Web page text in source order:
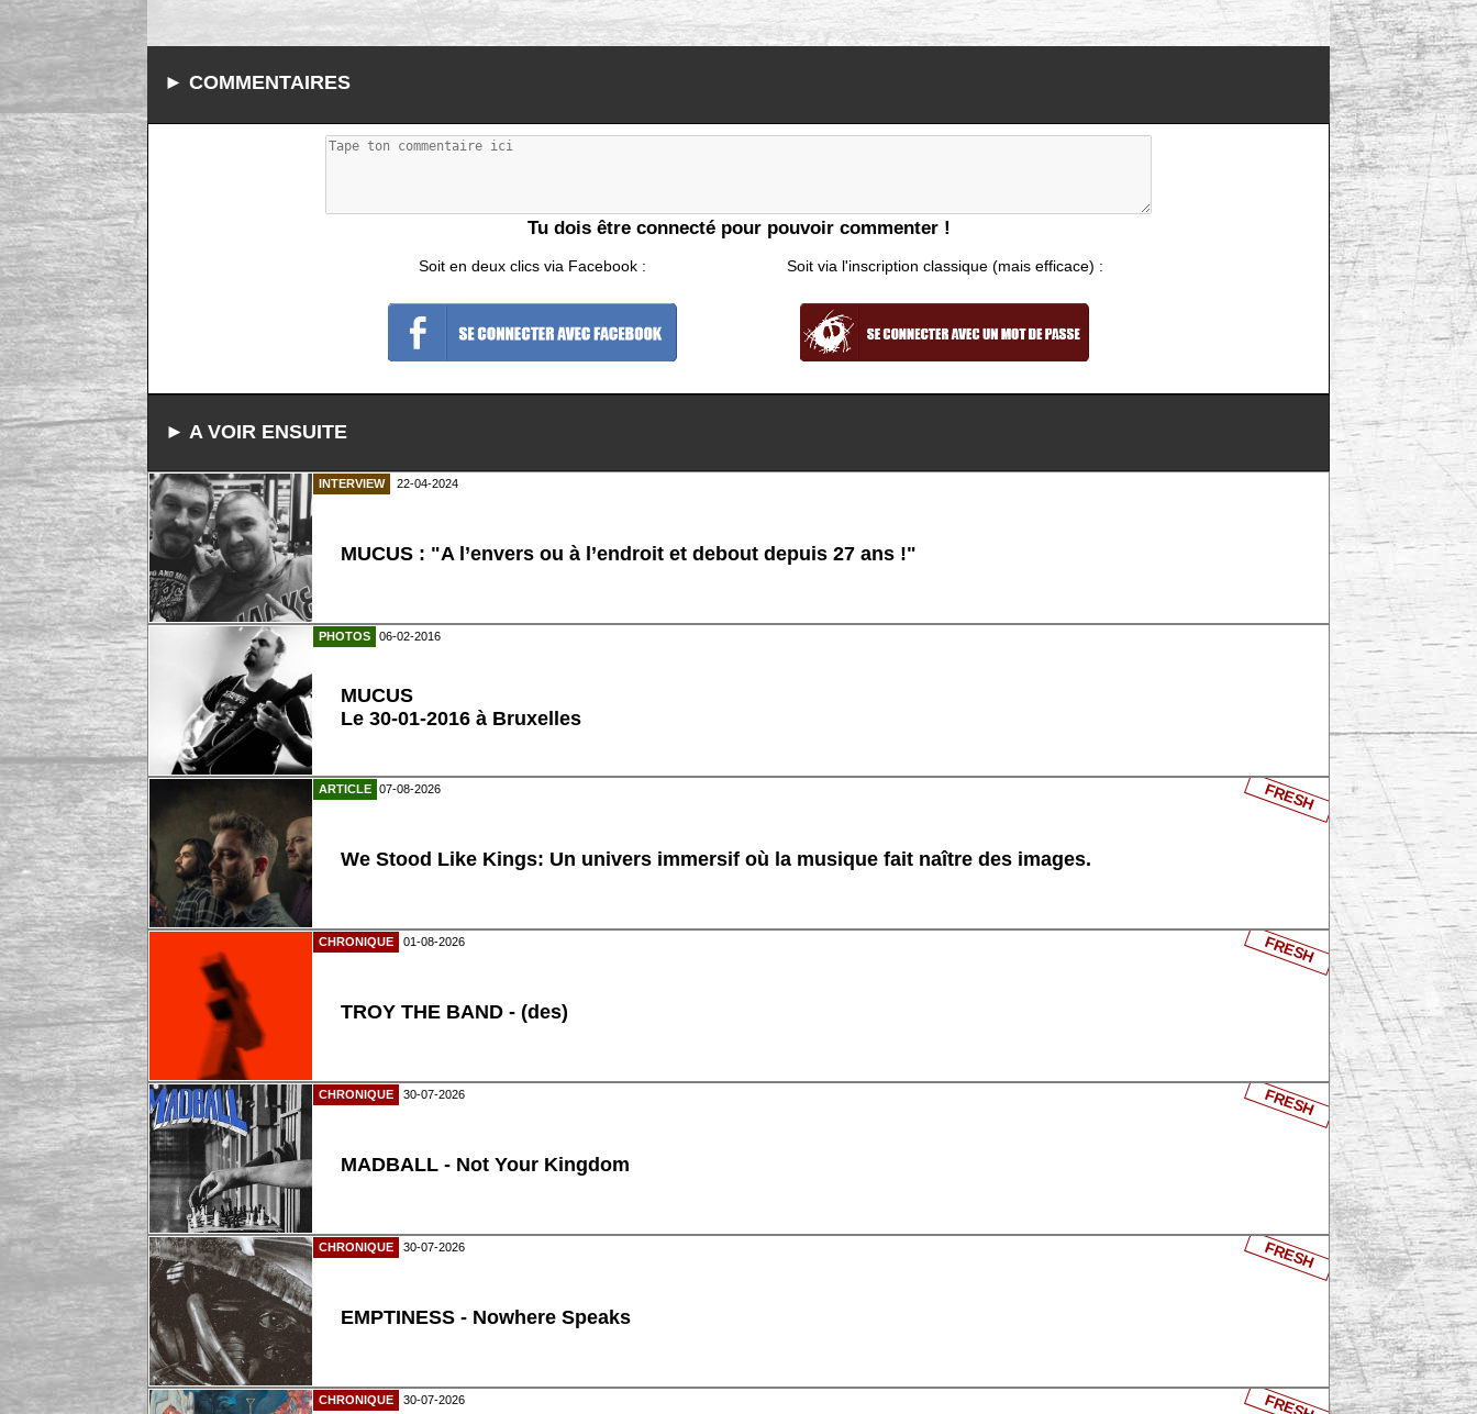
► COMMENTAIRES
Tu dois être connecté pour pouvoir commenter !
Soit en deux clics via Facebook : Soit via l'inscription classique (mais efficace) :
► A VOIR ENSUITE
INTERVIEW 22-04-2024
MUCUS : "A l’envers ou à l’endroit et debout depuis 27 ans !"
PHOTOS 06-02-2016
MUCUS
Le 30-01-2016 à Bruxelles
ARTICLE 07-08-2026
We Stood Like Kings: Un univers immersif où la musique fait naître des images.
FRESH
CHRONIQUE 01-08-2026
TROY THE BAND - (des)
FRESH
CHRONIQUE 30-07-2026
MADBALL - Not Your Kingdom
FRESH
CHRONIQUE 30-07-2026
EMPTINESS - Nowhere Speaks
FRESH
CHRONIQUE 30-07-2026